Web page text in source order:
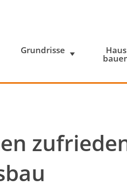
Grundrisse Haus